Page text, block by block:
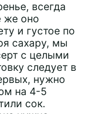
всегда
же оно
и густое по
сахару, мы
с целыми
следует в
нужно
на 4-5
сок.